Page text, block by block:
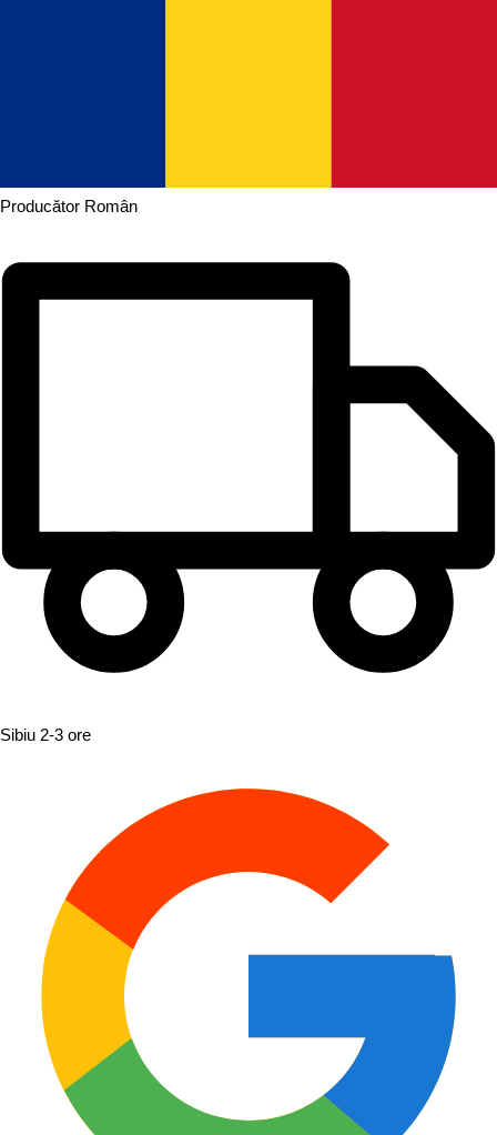
Producător Român
Sibiu 2-3 ore